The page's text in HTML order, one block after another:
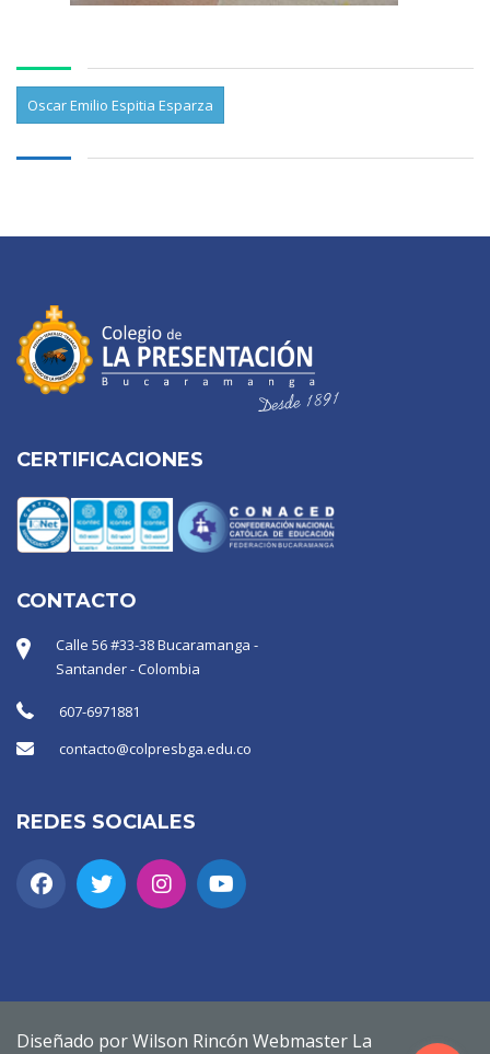
Oscar Emilio Espitia Esparza
CERTIFICACIONES
CONTACTO
Calle 56 #33-38 Bucaramanga -
Santander - Colombia
607-6971881
contacto@colpresbga.edu.co
REDES SOCIALES
Diseñado por Wilson Rincón Webmaster La